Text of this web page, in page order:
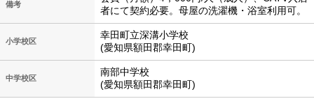
備考
者にて契約必要。母屋の洗濯機・浴室利用可。
小学校区
幸田町立深溝小学校
(愛知県額田郡幸田町)
中学校区
南部中学校
(愛知県額田郡幸田町)